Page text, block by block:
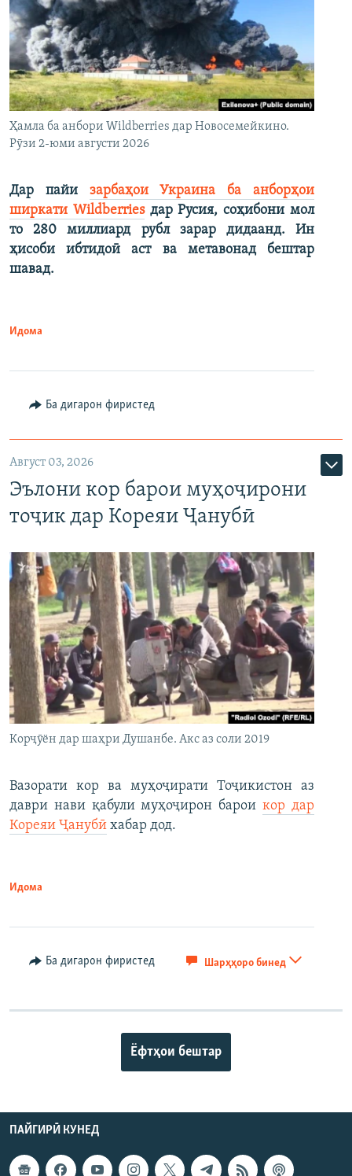
Ҳамла ба анбори Wildberries дар Новосемейкино.
Рӯзи 2-юми августи 2026
Дар пайи зарбаҳои Украина ба анборҳои
ширкати Wildberriesдар Русия, соҳибони мол
то 280 миллиард рубл зарар дидаанд. Ин
ҳисоби ибтидоӣ аст ва метавонад бештар
шавад.
Идома
Ба дигарон фиристед
Август 03, 2026
Эълони кор барои муҳоҷирони
тоҷик дар Кореяи Ҷанубӣ
Корҷӯён дар шаҳри Душанбе. Акс аз соли 2019
Вазорати кор ва муҳоҷирати Тоҷикистон аз
даври нави қабули муҳоҷирон бароикор дар
Кореяи Ҷанубӣ хабар дод.
Идома
Ба дигарон фиристед Шарҳҳоро бинед
Ёфтҳои бештар
ПАЙГИРӢ КУНЕД